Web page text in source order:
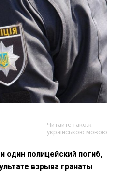
Читайте також
українською мовою
один полицейский погиб,
взрыва гранаты